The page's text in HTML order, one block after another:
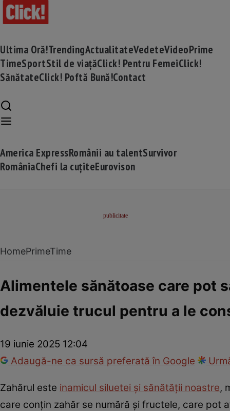
Ultima Oră!TrendingActualitateVedeteVideoPrime
TimeSportStil de viațăClick! Pentru FemeiClick!
SănătateClick! Poftă Bună!Contact
America ExpressRomânii au talentSurvivor
RomâniaChefi la cuțiteEurovison
HomePrimeTime
Alimentele sănătoase care pot
dezvăluie trucul pentru a le
19 iunie 2025 12:04
Adaugă-ne ca sursă preferată în Google
Zahărul este inamicul siluetei și sănătății noastre,
care conțin zahăr se numără și fructele, care